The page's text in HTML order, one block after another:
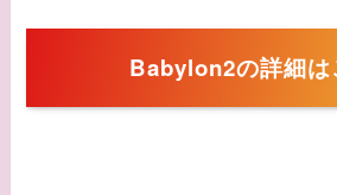
Babylon2の詳細は